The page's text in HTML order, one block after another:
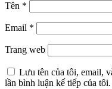
Tên *
Email *
Trang web
Lưu tên của tôi, email,
lần bình luận kế tiếp của tôi.